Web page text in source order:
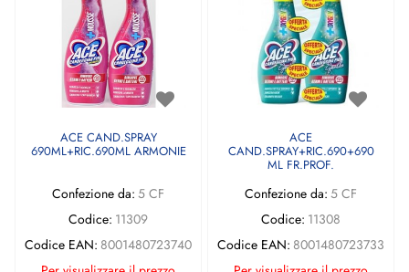
ACE CAND.SPRAY
690ML+RIC.690ML ARMONIE
Confezione da: 5 CF
Codice: 11309
Codice EAN: 8001480723740
ACE
CAND.SPRAY+RIC.690+690
ML FR.PROF.
Confezione da: 5 CF
Codice: 11308
Codice EAN: 8001480723733